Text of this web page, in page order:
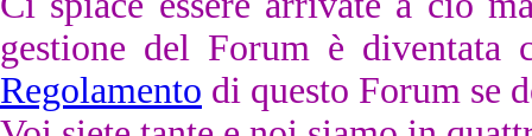
gestione del Forum è diventata
Regolamento di questo Forum se